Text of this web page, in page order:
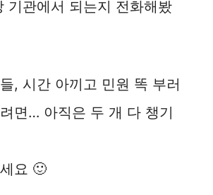
기관에서 되는지 전화해봤
, 시간 아끼고 민원 똑 부러
면… 아직은 두 개 다 챙기
요 🙂